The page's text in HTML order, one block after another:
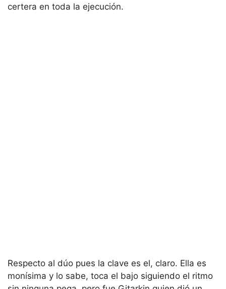
certera en toda la ejecución.
Respecto al dúo pues la clave es el, claro. Ella es
monísima y lo sabe, toca el bajo siguiendo el ritmo